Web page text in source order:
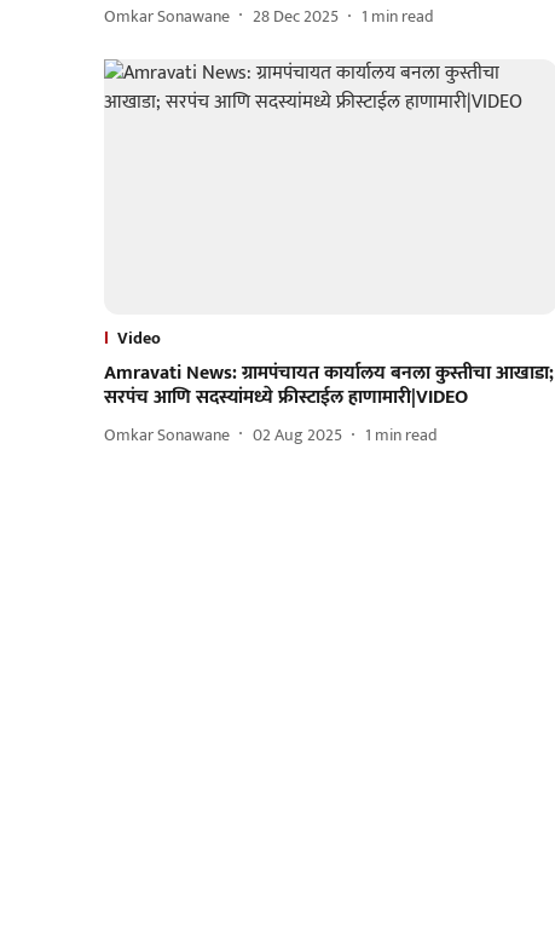
Omkar Sonawane 28 Dec 2025 1 min read
Video
Amravati News: ग्रामपंचायत कार्यालय बनला कुस्तीचा आखाडा;
सरपंच आणि सदस्यांमध्ये फ्रीस्टाईल हाणामारी|VIDEO
Omkar Sonawane 02 Aug 2025 1 min read